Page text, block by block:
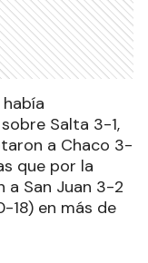
Salta 3-1,
a Chaco 3-
que por la
a San Juan 3-2
18) en más de